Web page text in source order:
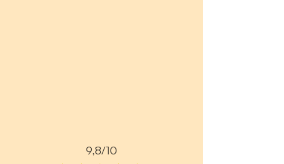
9,8/10